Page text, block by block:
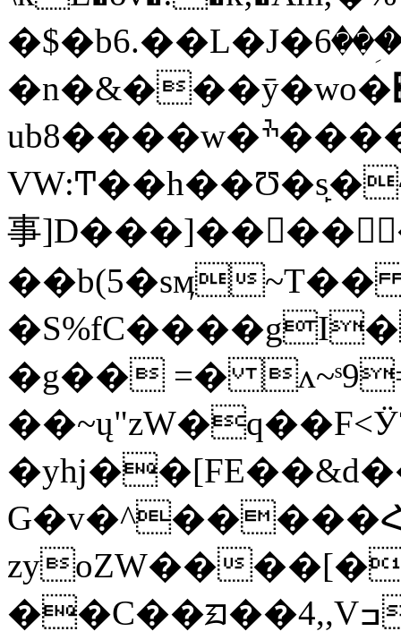
�$�b6.��L�J�ۯ�����ؚ��6�K�!�a
�n�&���ӯ�wo�׏^��~�EO?
ub8����w�ׯ�����P�ʞ���]I5
事]D���]����
��b(5�sӎ
�g�� =�
zyoZW��
��C��ᤀ��4,,Vߏ_�W/